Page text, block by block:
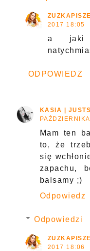
2017 18:05
a jaki
ODPOWIEDZ
KASIA |
Mam ten
to, że
się
zapachu,
balsamy ;)
Odpowiedz
Odpowiedzi
2017 18:06